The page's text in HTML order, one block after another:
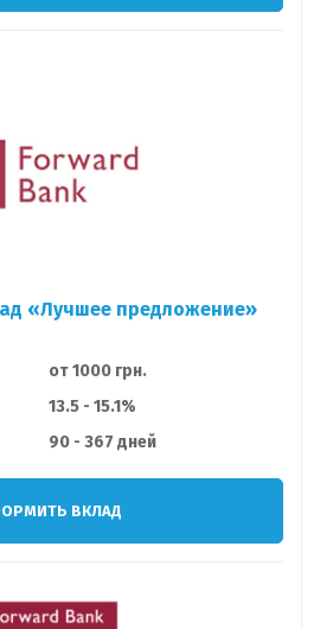
«Лучшее предложение»
от 1000 грн.
13.5 - 15.1%
90 - 367 дней
ВКЛАД